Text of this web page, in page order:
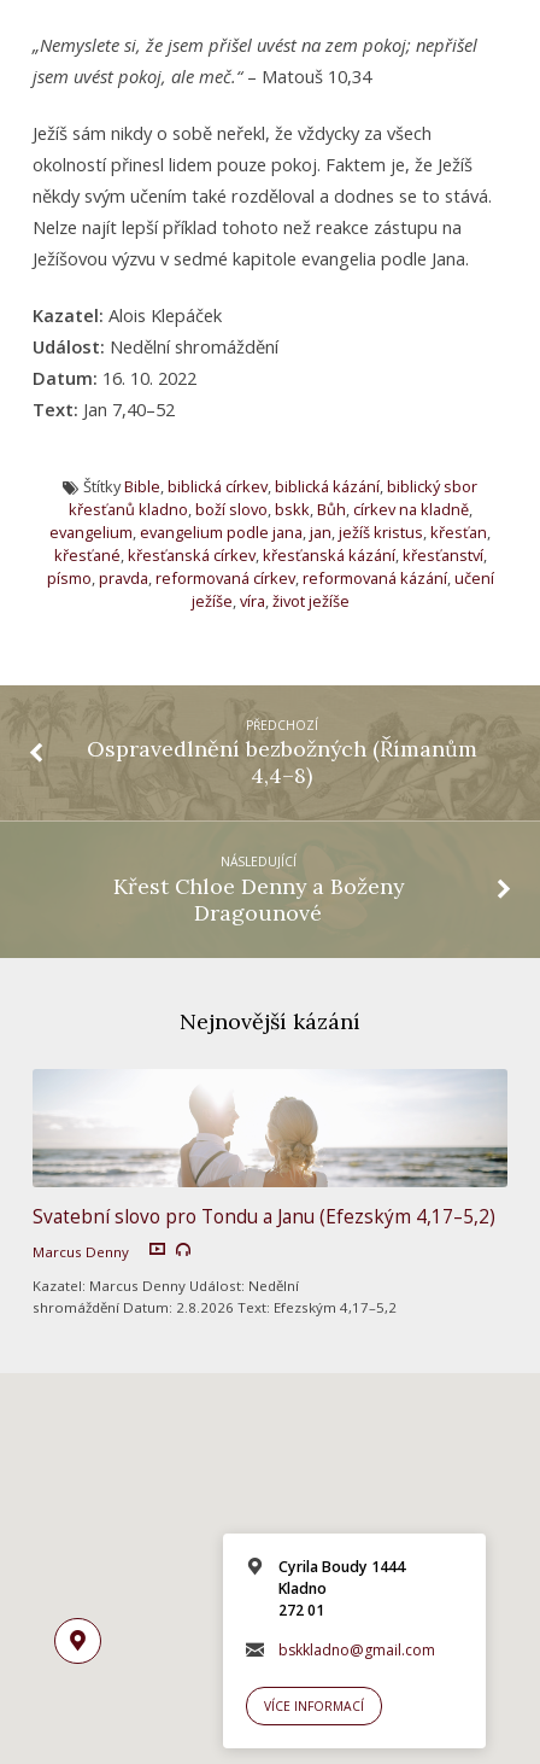
„Nemyslete si, že jsem přišel uvést na zem pokoj; nepřišel
jsem uvést pokoj, ale meč.“– Matouš 10,34
Ježíš sám nikdy o sobě neřekl, že vždycky za všech
okolností přinesl lidem pouze pokoj. Faktem je, že Ježíš
někdy svým učením také rozděloval a dodnes se to stává.
Nelze najít lepší příklad tohoto než reakce zástupu na
Ježíšovou výzvu v sedmé kapitole evangelia podle Jana.
Kazatel: Alois Klepáček
Událost: Nedělní shromáždění
Datum: 16. 10. 2022
Text: Jan 7,40–52
ŠtítkyBible,biblická církev,biblická kázání,biblický sbor
křesťanů kladno,boží slovo,bskk,Bůh,církev na kladně,
evangelium,evangelium podle jana,jan,ježíš kristus,křesťan,
křesťané,křesťanská církev,křesťanská kázání,křesťanství,
písmo,pravda,reformovaná církev,reformovaná kázání,učení
ježíše,víra,život ježíše
PŘEDCHOZÍ
Ospravedlnění bezbožných (Římanům
4,4–8)
NÁSLEDUJÍCÍ
Křest Chloe Denny a Boženy
Dragounové
Nejnovější kázání
Svatební slovo pro Tondu a Janu (Efezským 4,17–5,2)
Marcus Denny
Kazatel: Marcus Denny Událost: Nedělní
shromáždění Datum: 2.8.2026 Text: Efezským 4,17–5,2
Cyrila Boudy 1444
Kladno
272 01
bskkladno@gmail.com
VÍCE INFORMACÍ